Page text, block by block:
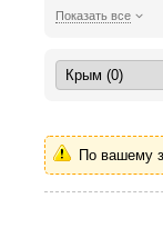
Показать все
По вашему